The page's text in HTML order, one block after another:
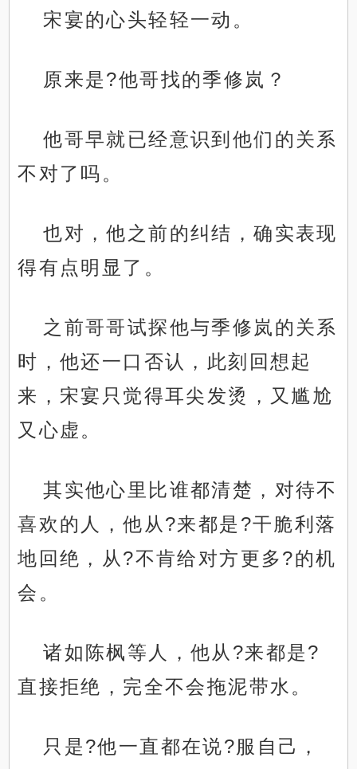
宋宴的心头轻轻一动。
原来是?他哥找的季修岚？
他哥早就已经意识到他们的关系
不对了吗。
也对，他之前的纠结，确实表现
得有点明显了。
之前哥哥试探他与季修岚的关系
时，他还一口否认，此刻回想起
来，宋宴只觉得耳尖发烫，又尴尬
又心虚。
其实他心里比谁都清楚，对待不
喜欢的人，他从?来都是?干脆利落
地回绝，从?不肯给对方更多?的机
会。
诸如陈枫等人，他从?来都是?
直接拒绝，完全不会拖泥带水。
只是?他一直都在说?服自己，